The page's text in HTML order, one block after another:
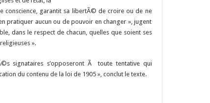
garantit sa libertÃ© de croire ou de ne
pratiquer aucun ou de pouvoir en changer », jugent
dans le respect de chacun, quelles que soient ses
».
signataires s’opposeront Ã toute tentative qui
du contenu de la loi de 1905 », conclut le texte.